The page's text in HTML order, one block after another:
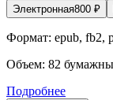
Электронная800 ₽
Формат: epub, fb2,
Объем: 82
Подробнее